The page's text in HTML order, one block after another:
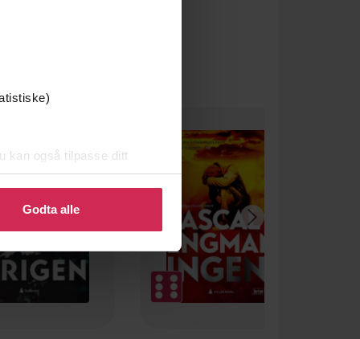
kan også tilpasse ditt
eller endre ditt samtykke.
Godta alle